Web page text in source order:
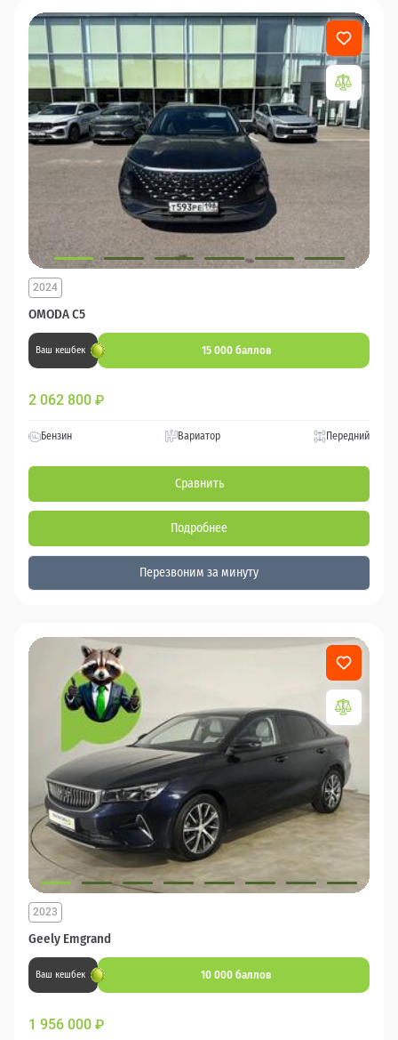
OMODA C5
2024
Ваш кешбек 15 000 баллов
2 062 800 ₽
Бензин Вариатор Передний
Сравнить
Подробнее
Перезвоним за минуту
Geely Emgrand
2023
Ваш кешбек 10 000 баллов
1 956 000 ₽